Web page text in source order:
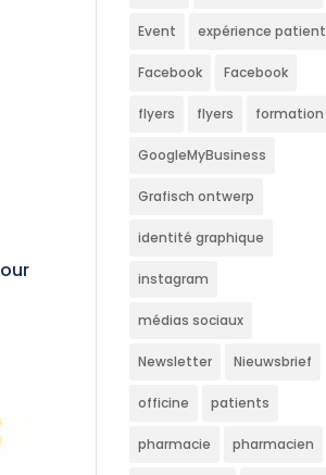
Event expérience patient
Facebook Facebook
flyers flyers formation
GoogleMyBusiness
Grafisch ontwerp
identité graphique
instagram
médias sociaux
Newsletter Nieuwsbrief
officine patients
pharmacie pharmacien